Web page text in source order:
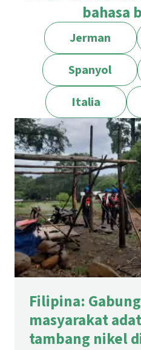
bahasa
Jerman
Spanyol
Italia
Filipina:
masyarakat
tambang nikel